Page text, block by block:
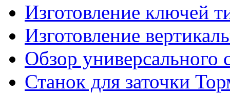
Изготовление ключей
Изготовление
Обзор универсального
Станок для заточки